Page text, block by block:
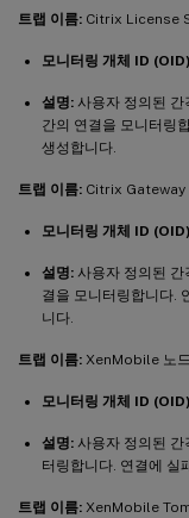
트랩 이름: Citrix License
모니터링 개체 ID
설명: 사용자 정의된
간의 연결을 모니터링
생성합니다.
트랩 이름: Citrix Gateway
모니터링 개체 ID
설명: 사용자 정의된
결을 모니터링합니다.
니다.
트랩 이름: XenMobile 노
모니터링 개체 ID
설명: 사용자 정의된
터링합니다. 연결에 실
트랩 이름: XenMobile